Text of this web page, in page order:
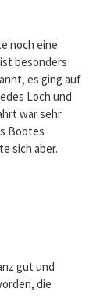
noch eine
besonders
es ging auf
Loch und
war sehr
Bootes
sich aber.
gut und
die